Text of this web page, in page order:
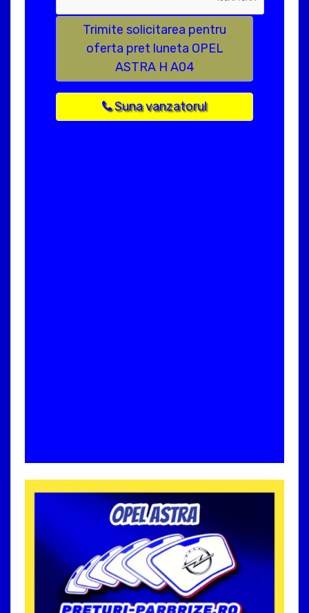
Trimite solicitarea pentru
oferta pret luneta OPEL
ASTRA H A04
Suna vanzatorul